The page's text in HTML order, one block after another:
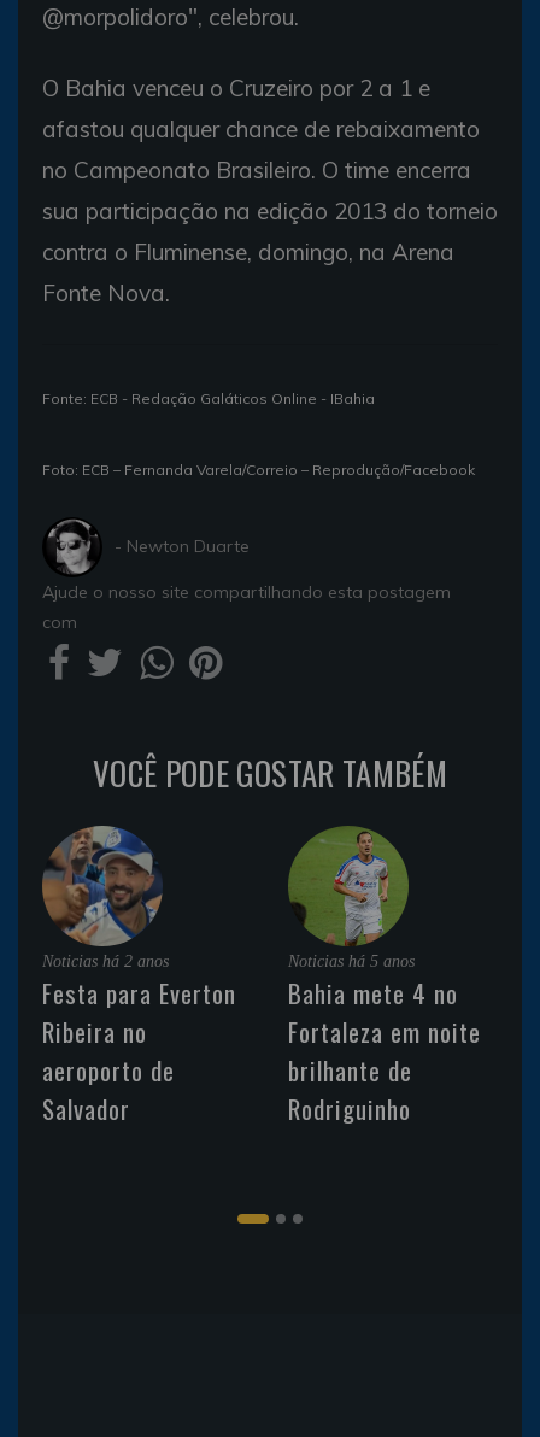
@morpolidoro", celebrou.
O Bahia venceu o Cruzeiro por 2 a 1 e
afastou qualquer chance de rebaixamento
no Campeonato Brasileiro. O time encerra
sua participação na edição 2013 do torneio
contra o Fluminense, domingo, na Arena
Fonte Nova.
Fonte: ECB - Redação Galáticos Online - IBahia
Foto: ECB – Fernanda Varela/Correio – Reprodução/Facebook
- Newton Duarte
Ajude o nosso site compartilhando esta postagem
com
VOCÊ PODE GOSTAR TAMBÉM
Noticias há 2 anos
Festa para Everton
Ribeira no
aeroporto de
Salvador
Noticias há 5 anos
Bahia mete 4 no
Fortaleza em noite
brilhante de
Rodriguinho